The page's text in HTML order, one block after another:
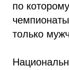
по
только